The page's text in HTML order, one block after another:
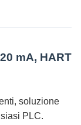
mA, HART
soluzione
PLC.